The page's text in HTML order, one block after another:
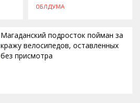
ОБЛДУМА
Магаданский подросток пойман за
кражу велосипедов, оставленных
без присмотра